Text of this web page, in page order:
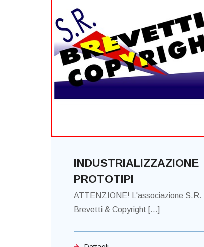
INDUSTRIALIZZAZIONE
PROTOTIPI
ATTENZIONE! L'associazione S.R.
Brevetti & Copyright [...]